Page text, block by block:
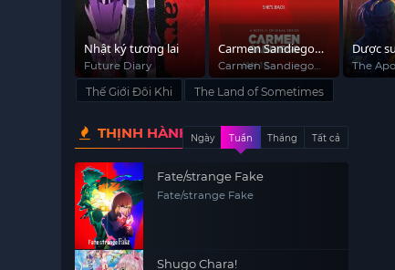
Nhật ký tương lai
Future Diary
Carmen Sandiego
(Phần 1)
Carmen Sandiego
(Season 1)
Dược
The
Diaries
Thế Giới Đôi Khi The Land of Sometimes
THỊNH HÀNHNgày Tuần Tháng Tất cả
Fate/strange Fake
Fate/strange Fake
Shugo Chara!